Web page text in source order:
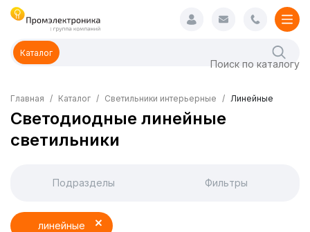
Каталог
Главная Каталог Светильники интерьерные Линейные
Светодиодные линейные
светильники
Подразделы Фильтры
линейные